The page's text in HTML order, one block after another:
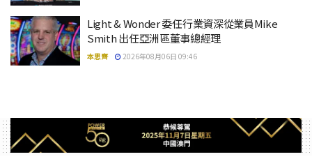
Light & Wonder 委任行業資深從業員Mike
Smith 出任亞洲區董事總經理
本思齊 2026年08月06日 09:46